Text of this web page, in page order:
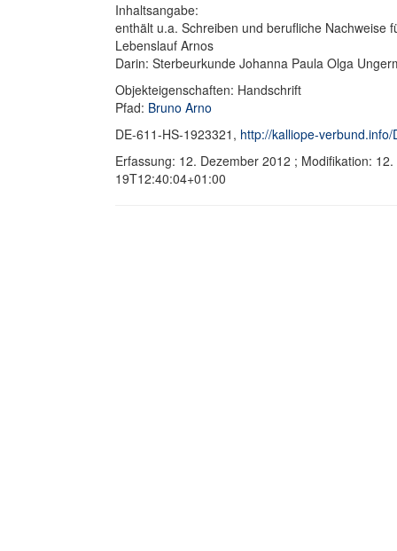
Inhaltsangabe:
enthält u.a. Schreiben und berufliche Nachweise
Lebenslauf Arnos
Darin: Sterbeurkunde Johanna Paula Olga
Objekteigenschaften: Handschrift
Pfad: Bruno Arno
DE-611-HS-1923321, http://kalliope-
Erfassung: 12. Dezember 2012 ; Modifikation:
19T12:40:04+01:00